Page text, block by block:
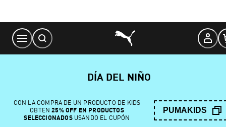
Content
DÍA DEL NIÑO
CON LA COMPRA DE UN PRODUCTO DE KIDS
OBTEN 25% OFF EN PRODUCTOS
SELECCIONADOSUSANDO EL CUPÓN
PUMAKIDS